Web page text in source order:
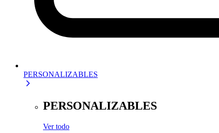
PERSONALIZABLES
PERSONALIZABLES
Ver todo